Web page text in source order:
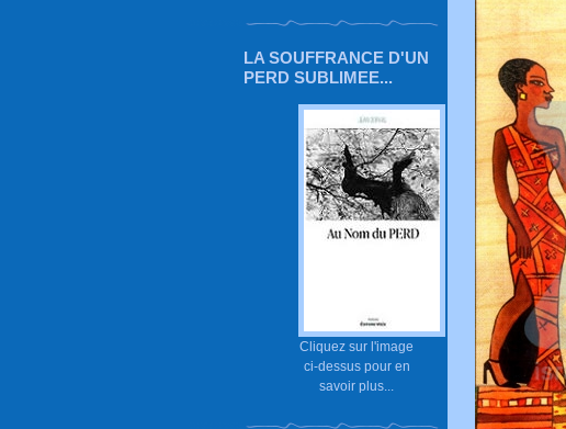
LA SOUFFRANCE D'UN
PERD SUBLIMEE...
Cliquez sur l'image
ci-dessus pour en
savoir plus...